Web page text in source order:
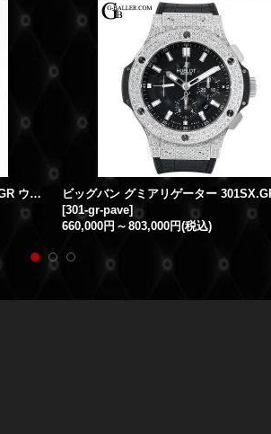
ビッグバン アールグレイ 301.ST.5020.GR ウブロアフターダイヤ
[301-gr-pave]
660,000円 ～ 803,000円(税込)